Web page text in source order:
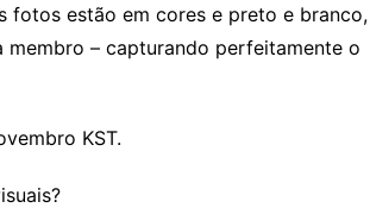
fotos estão em cores e preto e branco,
– capturando perfeitamente o
KST.